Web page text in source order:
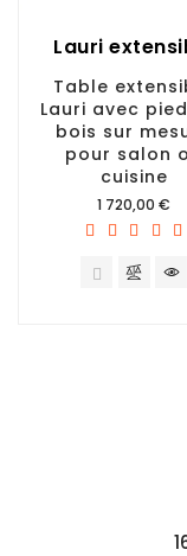
Lauri
Table
Lauri avec
bois sur
pour salon
cuisine
Prix
1 720,00 €